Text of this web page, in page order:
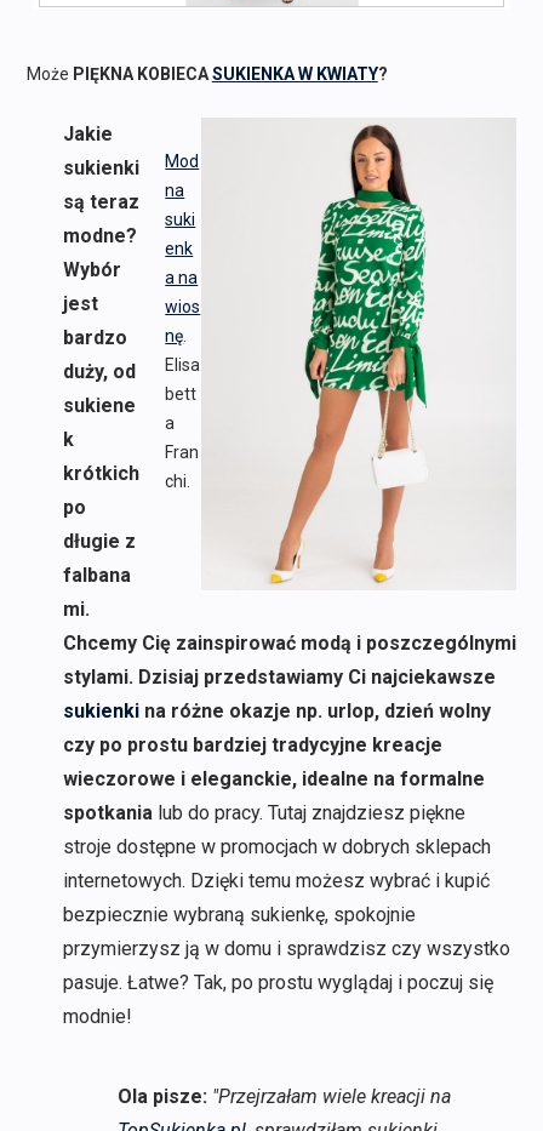
Może PIĘKNA KOBIECASUKIENKA W KWIATY?
Mod
na
suki
enk
a na
wios
nę.
Elisa
bett
a
Fran
chi.
Jakie
sukienki
są teraz
modne?
Wybór
jest
bardzo
duży, od
sukiene
k
krótkich
po
długie z
falbana
mi.
Chcemy Cię zainspirować modą i poszczególnymi
stylami. Dzisiaj przedstawiamy Ci najciekawsze
sukienkina różne okazje np. urlop, dzień wolny
czy po prostu bardziej tradycyjne kreacje
wieczorowe i eleganckie, idealne na formalne
spotkanialub do pracy. Tutaj znajdziesz piękne
stroje dostępne w promocjach w dobrych sklepach
internetowych. Dzięki temu możesz wybrać i kupić
bezpiecznie wybraną sukienkę, spokojnie
przymierzysz ją w domu i sprawdzisz czy wszystko
pasuje. Łatwe? Tak, po prostu wyglądaj i poczuj się
modnie!
Ola pisze: "Przejrzałam wiele kreacji na